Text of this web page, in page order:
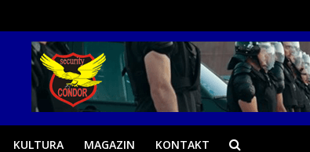
KULTURA MAGAZIN KONTAKT